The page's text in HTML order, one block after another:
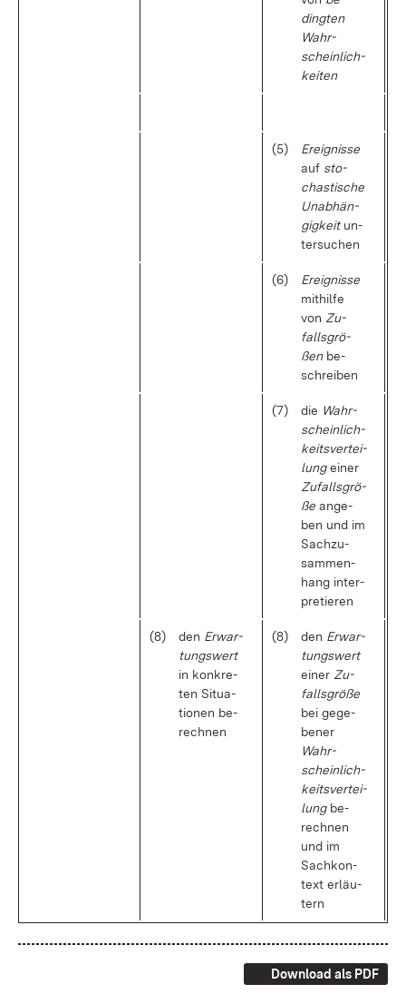
ding­ten
Wahr­
schein­lich­
kei­ten
(5)
Er­eig­nis­se
auf sto­
chas­ti­sche
Un­ab­hän­
gig­keitun­
ter­su­chen
(6)
Er­eig­nis­se
mit­hil­fe
von Zu­
falls­grö­
ßenbe­
schrei­ben
(7) die Wahr­
schein­lich­
keits­ver­tei­
lungei­ner
Zu­falls­grö­
ße an­ge­
ben und im
Sach­zu­
sam­men­
hang in­ter­
pre­tie­ren
(8) den Er­war­
tungs­wert
in kon­kre­
ten Si­tua­
tio­nen be­
rech­nen
(8) den Er­war­
tungs­wert
ei­ner Zu­
falls­grö­ße
bei ge­ge­
be­ner
Wahr­
schein­lich­
keits­ver­tei­
lungbe­
rech­nen
und im
Sach­kon­
text er­läu­
tern
Download als PDF